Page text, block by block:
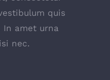
quis
In amet urna
nec.